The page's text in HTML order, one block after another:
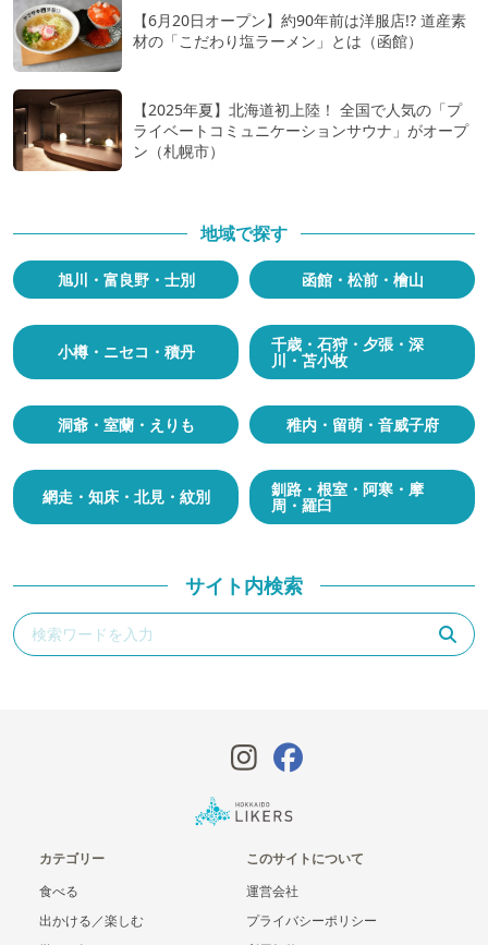
【6月20日オープン】約90年前は洋服店!? 道産素
材の「こだわり塩ラーメン」とは（函館）
【2025年夏】北海道初上陸！ 全国で人気の「プ
ライベートコミュニケーションサウナ」がオープ
ン（札幌市）
地域で探す
旭川・富良野・士別 函館・松前・檜山
小樽・ニセコ・積丹 千歳・石狩・夕張・深
川・苫小牧
洞爺・室蘭・えりも 稚内・留萌・音威子府
網走・知床・北見・紋別 釧路・根室・阿寒・摩
周・羅臼
サイト内検索
カテゴリー
食べる
出かける／楽しむ
このサイトについて
運営会社
プライバシーポリシー